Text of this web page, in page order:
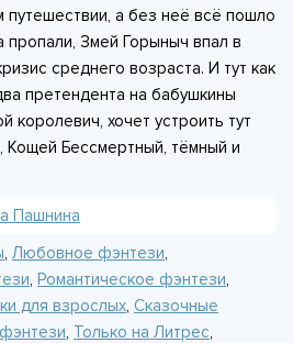
путешествии, а без неё всё пошло
пропали, Змей Горыныч впал в
среднего возраста. И тут как
претендента на бабушкины
королевич, хочет устроить тут
Кощей Бессмертный, тёмный и
сосед, явно задумал что-
её не съели, не выселили и не
к проблемам идут хитрая
Алёнушка и выводок мелких
собирается навести порядок,
другие планы.
Пашнина
, Любовное фэнтези,
, Романтическое фэнтези,
для взрослых, Сказочные
, Только на Литрес,